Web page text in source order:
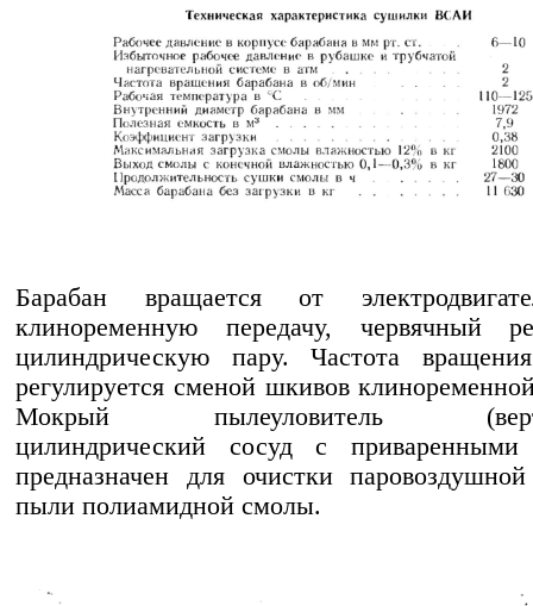
Барабан вращается от
клиноременную передачу, червячный
цилиндрическую пару. Частота
регулируется сменой шкивов
Мокрый пылеуловитель
цилиндрический сосуд с
предназначен для очистки
пыли полиамидной смолы.